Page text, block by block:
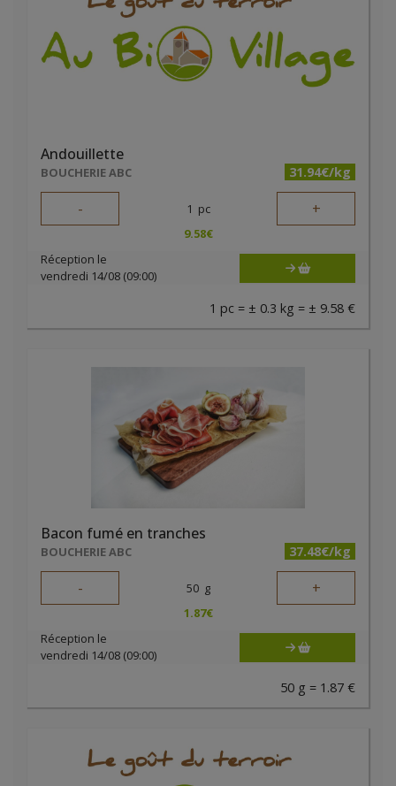
Andouillette
BOUCHERIE ABC 31.94€/kg
- 1 pc +
9.58€
Réception le
vendredi 14/08 (09:00)
1 pc = ± 0.3 kg = ± 9.58 €
Bacon fumé en tranches
BOUCHERIE ABC 37.48€/kg
- 50 g +
1.87€
Réception le
vendredi 14/08 (09:00)
50 g = 1.87 €